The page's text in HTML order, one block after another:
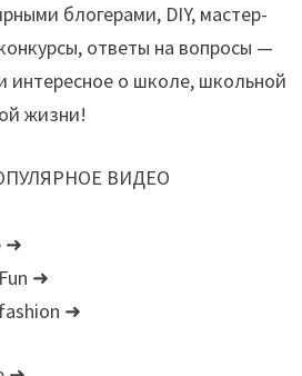
блогерами, DIY, мастер-
ответы на вопросы —
интересное о школе, школьной
жизни!
ВИДЕО
➜
➜
➜